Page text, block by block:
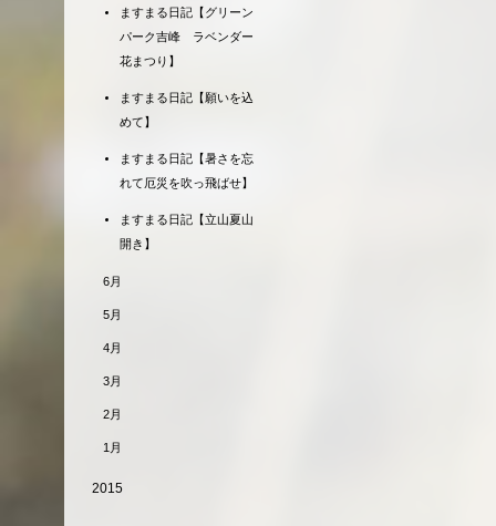
ますまる日記【グリーン
パーク吉峰 ラベンダー
花まつり】
ますまる日記【願いを込
めて】
ますまる日記【暑さを忘
れて厄災を吹っ飛ばせ】
ますまる日記【立山夏山
開き】
6月
5月
4月
3月
2月
1月
2015